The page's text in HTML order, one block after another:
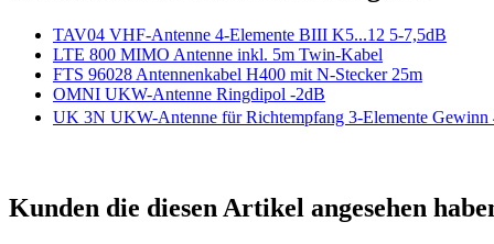
TAV04 VHF-Antenne 4-Elemente BIII K5...12 5-7,5dB
LTE 800 MIMO Antenne inkl. 5m Twin-Kabel
FTS 96028 Antennenkabel H400 mit N-Stecker 25m
OMNI UKW-Antenne Ringdipol -2dB
UK 3N UKW-Antenne für Richtempfang 3-Elemente Gewinn
Kunden die diesen Artikel angesehen